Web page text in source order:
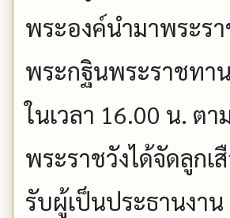
พระองค์นำมาพระร
พระกฐินพระราชทา
ในเวลา 16.00 น. ต
พระราชวังได้จัดลูกเ
รับผู้เป็นประธานงา